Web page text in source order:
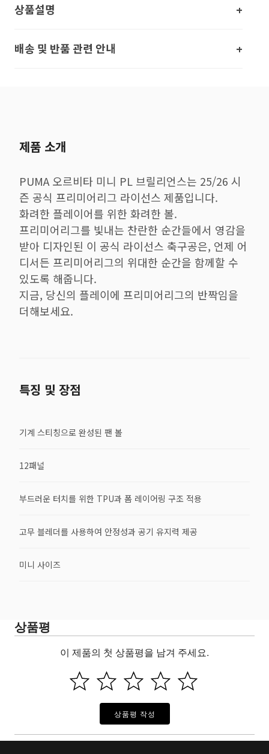
상품설명
배송 및 반품 관련 안내
제품 소개
PUMA 오르비타 미니 PL 브릴리언스는 25/26 시
즌 공식 프리미어리그 라이선스 제품입니다.
화려한 플레이어를 위한 화려한 볼.
프리미어리그를 빛내는 찬란한 순간들에서 영감을
받아 디자인된 이 공식 라이선스 축구공은, 언제 어
디서든 프리미어리그의 위대한 순간을 함께할 수
있도록 해줍니다.
지금, 당신의 플레이에 프리미어리그의 반짝임을
더해보세요.
특징 및 장점
기계 스티칭으로 완성된 팬 볼
12패널
부드러운 터치를 위한 TPU과 폼 레이어링 구조 적용
고무 블레더를 사용하여 안정성과 공기 유지력 제공
미니 사이즈
상품평
이 제품의 첫 상품평을 남겨 주세요.
상품평 작성